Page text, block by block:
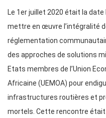
Le 1er juillet 2020 était la
mettre en œuvre l’intégralité
réglementation
des approches de solutions
Etats membres de l’Union
Africaine (UEMOA) pour
infrastructures routières et
mortels. Cette rencontre était